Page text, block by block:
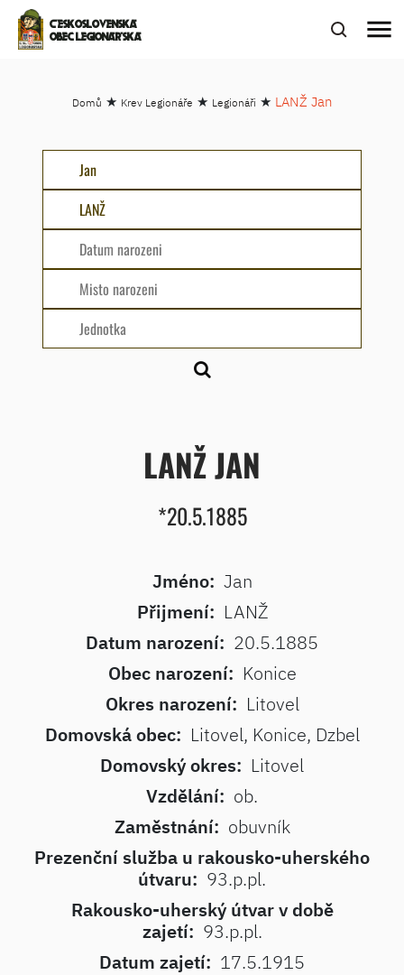
ČESKOSLOVENSKÁ
OBEC LEGIONÁŘSKÁ
menu
Domů ★ Krev Legionáře ★ Legionáři ★ LANŽ Jan
LANŽ JAN
*20.5.1885
Jméno: Jan
Přijmení: LANŽ
Datum narození: 20.5.1885
Obec narození: Konice
Okres narození: Litovel
Domovská obec: Litovel, Konice, Dzbel
Domovský okres: Litovel
Vzdělání: ob.
Zaměstnání: obuvník
Prezenční služba u rakousko-uherského
útvaru: 93.p.pl.
Rakousko-uherský útvar v době
zajetí: 93.p.pl.
Datum zajetí: 17.5.1915